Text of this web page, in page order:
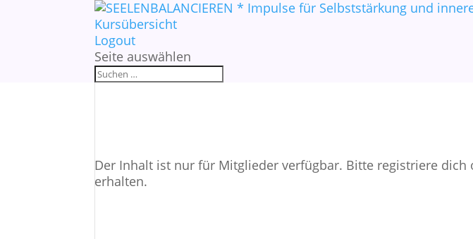
Kursübersicht
Logout
Seite auswählen
Der Inhalt ist nur für Mitglieder verfügbar. Bitte registriere dich
erhalten.